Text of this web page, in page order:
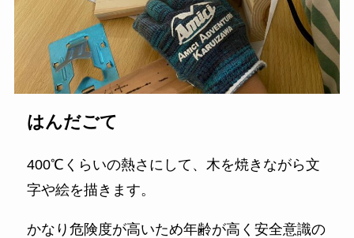
はんだごて
400℃くらいの熱さにして、木を焼きながら文
字や絵を描きます。
かなり危険度が高いため年齢が高く安全意識の